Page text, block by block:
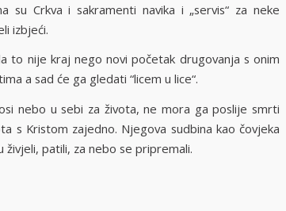
su Crkva i sakramenti navika i „servis“ za neke
izbjeći.
to nije kraj nego novi početak drugovanja s onim
a sad će ga gledati “licem u lice“.
nebo u sebi za života, ne mora ga poslije smrti
s Kristom zajedno. Njegova sudbina kao čovjeka
živjeli, patili, za nebo se pripremali.